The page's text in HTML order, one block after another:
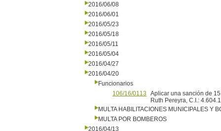
2016/06/08
2016/06/01
2016/05/23
2016/05/18
2016/05/11
2016/05/04
2016/04/27
2016/04/20
Funcionarios
106/16/0113
Aplicar una sanción de
Ruth Pereyra, C.I.:
MULTA HABILITACIONES MUNICIPALES Y
MULTA POR BOMBEROS
2016/04/13